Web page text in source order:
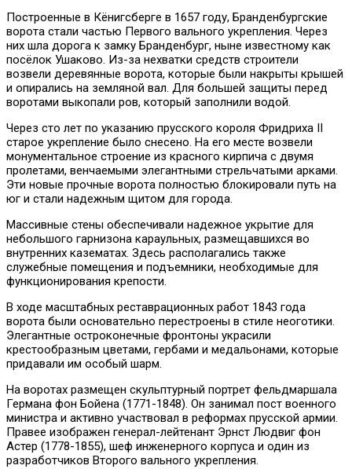
Построенные в Кёнигсберге в 1657 году, Бранденбургские
ворота стали частью Первого вального укрепления. Через
них шла дорога к замку Бранденбург, ныне известному как
посёлок Ушаково. Из-за нехватки средств строители
возвели деревянные ворота, которые были накрыты крышей
и опирались на земляной вал. Для большей защиты перед
воротами выкопали ров, который заполнили водой.
Через сто лет по указанию прусского короля Фридриха II
старое укрепление было снесено. На его месте возвели
монументальное строение из красного кирпича с двумя
пролетами, венчаемыми элегантными стрельчатыми арками.
Эти новые прочные ворота полностью блокировали путь на
юг и стали надежным щитом для города.
Массивные стены обеспечивали надежное укрытие для
небольшого гарнизона караульных, размещавшихся во
внутренних казематах. Здесь располагались также
служебные помещения и подъемники, необходимые для
функционирования крепости.
В ходе масштабных реставрационных работ 1843 года
ворота были основательно перестроены в стиле неоготики.
Элегантные остроконечные фронтоны украсили
крестообразным цветами, гербами и медальонами, которые
придавали им особый шарм.
На воротах размещен скульптурный портрет фельдмаршала
Германа фон Бойена (1771-1848). Он занимал пост военного
министра и активно участвовал в реформах прусской армии.
Правее изображен генерал-лейтенант Эрнст Людвиг фон
Астер (1778-1855), шеф инженерного корпуса и один из
разработчиков Второго вального укрепления.